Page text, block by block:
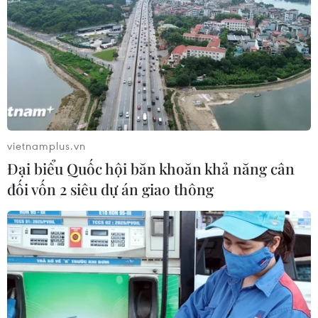
#Đàm phán Nga-Mỹ
#Đàm phán Saudi Arabia
#Biển Đen
#Thỏa thuận ngừng bắn
#Xung đột Nga-Ukraine
Theo dõi VietnamPlus
CĂNG THẲNG NGA-UKRAINE
vietnamplus.vn
Đại biểu Quốc hội băn khoăn khả năng cân
đối vốn 2 siêu dự án giao thông